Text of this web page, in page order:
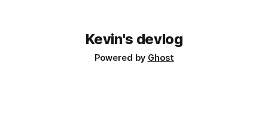
Kevin's devlog
Powered by Ghost